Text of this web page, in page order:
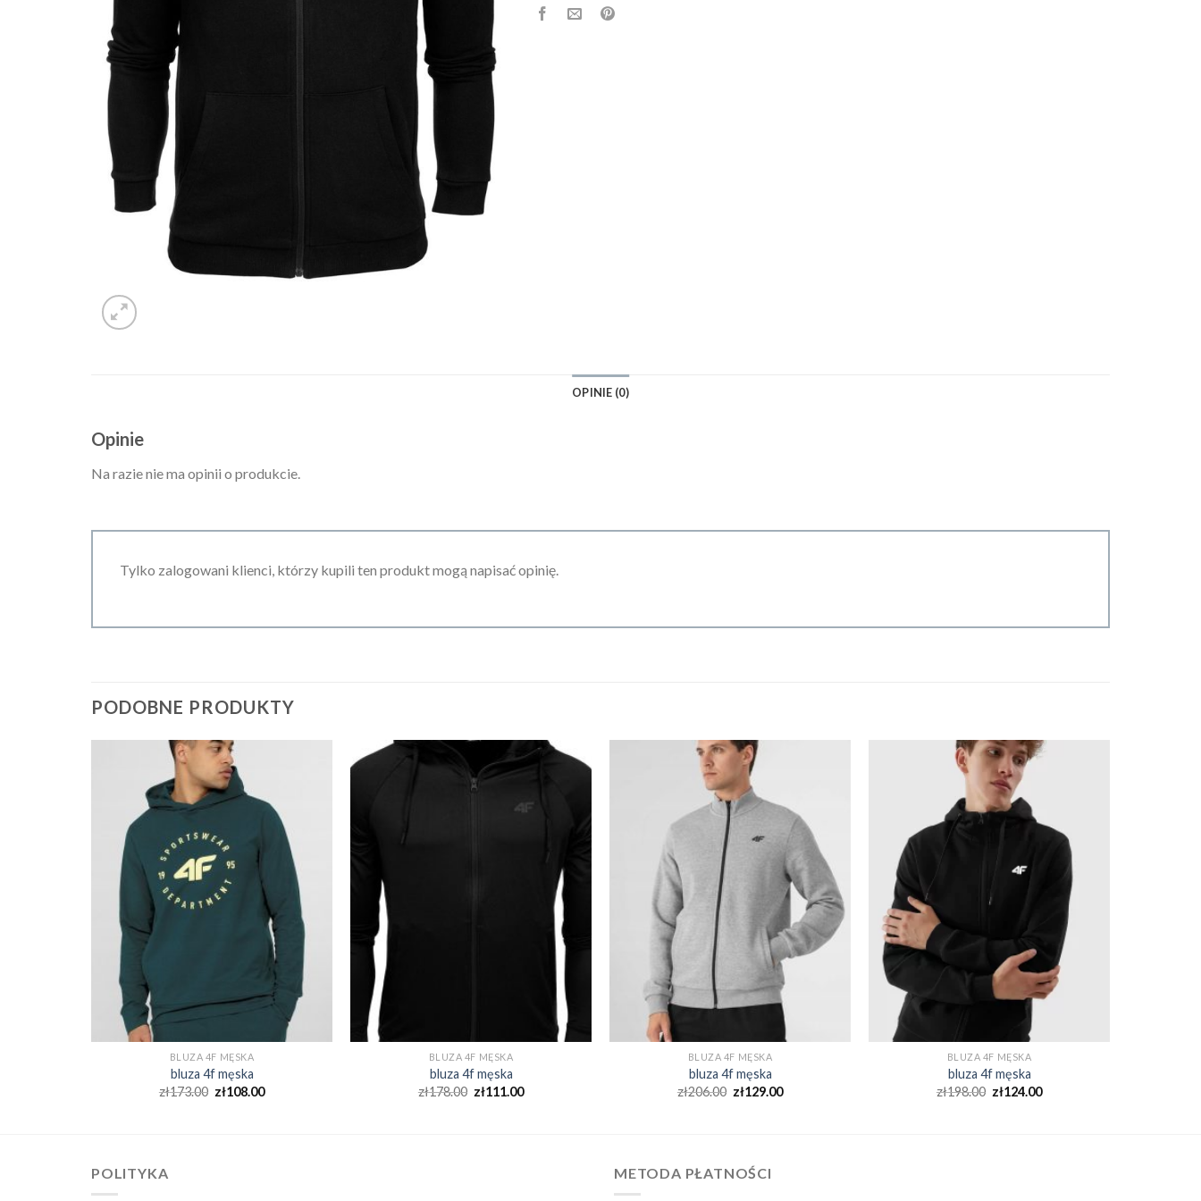
OPINIE (0)
Opinie
Na razie nie ma opinii o produkcie.
Tylko zalogowani klienci, którzy kupili ten produkt mogą napisać opinię.
PODOBNE PRODUKTY
BLUZA 4F MĘSKA
bluza 4f męska
zł173.00 zł108.00
BLUZA 4F MĘSKA
bluza 4f męska
zł178.00 zł111.00
BLUZA 4F MĘSKA
bluza 4f męska
zł206.00 zł129.00
BLUZA 4F MĘSKA
bluza 4f męska
zł198.00 zł124.00
POLITYKA METODA PŁATNOŚCI